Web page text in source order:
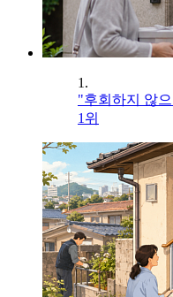
1.
"후회하지 않
1위